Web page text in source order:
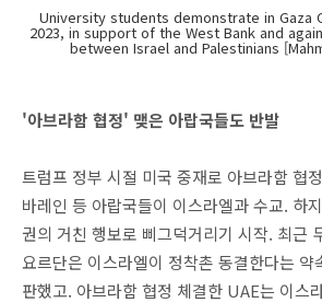
University students demonstrate in Gaza
2023, in support of the West Bank and
between Israel and Palestinians
'아브라함 협정' 맺은 아랍국들도 반발
트럼프 정부 시절 미국 중재로 아브라함 협
바레인 등 아랍국들이 이스라엘과 수교. 하
권의 거친 행보로 삐그덕거리기 시작. 최근
요르단은 이스라엘이 정착촌 동결한다는 약
판했고. 아브라함 협정 체결한 UAE는 이스